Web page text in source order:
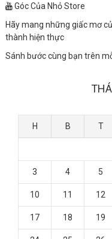
Góc Của Nhỏ Store
Hãy mang những giấc mơ
thành hiện thực
Sánh bước cùng bạn trên
H B T
3 4 5
10 11 12
17 18 19